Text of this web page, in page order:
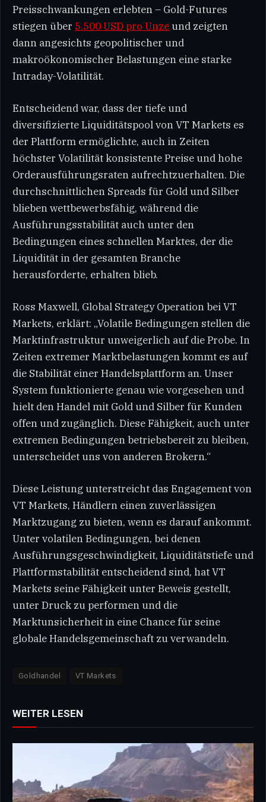
Preisschwankungen erlebten – Gold-Futures
stiegen über 5.500 USD pro Unzeund zeigten
dann angesichts geopolitischer und
makroökonomischer Belastungen eine starke
Intraday-Volatilität.
Entscheidend war, dass der tiefe und
diversifizierte Liquiditätspool von VT Markets es
der Plattform ermöglichte, auch in Zeiten
höchster Volatilität konsistente Preise und hohe
Orderausführungsraten aufrechtzuerhalten. Die
durchschnittlichen Spreads für Gold und Silber
blieben wettbewerbsfähig, während die
Ausführungsstabilität auch unter den
Bedingungen eines schnellen Marktes, der die
Liquidität in der gesamten Branche
herausforderte, erhalten blieb.
Ross Maxwell, Global Strategy Operation bei VT
Markets, erklärt: „Volatile Bedingungen stellen die
Marktinfrastruktur unweigerlich auf die Probe. In
Zeiten extremer Marktbelastungen kommt es auf
die Stabilität einer Handelsplattform an. Unser
System funktionierte genau wie vorgesehen und
hielt den Handel mit Gold und Silber für Kunden
offen und zugänglich. Diese Fähigkeit, auch unter
extremen Bedingungen betriebsbereit zu bleiben,
unterscheidet uns von anderen Brokern.“
Diese Leistung unterstreicht das Engagement von
VT Markets, Händlern einen zuverlässigen
Marktzugang zu bieten, wenn es darauf ankommt.
Unter volatilen Bedingungen, bei denen
Ausführungsgeschwindigkeit, Liquiditätstiefe und
Plattformstabilität entscheidend sind, hat VT
Markets seine Fähigkeit unter Beweis gestellt,
unter Druck zu performen und die
Marktunsicherheit in eine Chance für seine
globale Handelsgemeinschaft zu verwandeln.
Goldhandel VT Markets
WEITER LESEN